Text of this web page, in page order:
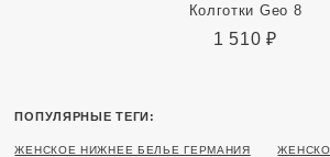
Колготки Geo 8
1 510 ₽
ПОПУЛЯРНЫЕ ТЕГИ:
ЖЕНСКОЕ НИЖНЕЕ БЕЛЬЕ ГЕРМАНИЯ